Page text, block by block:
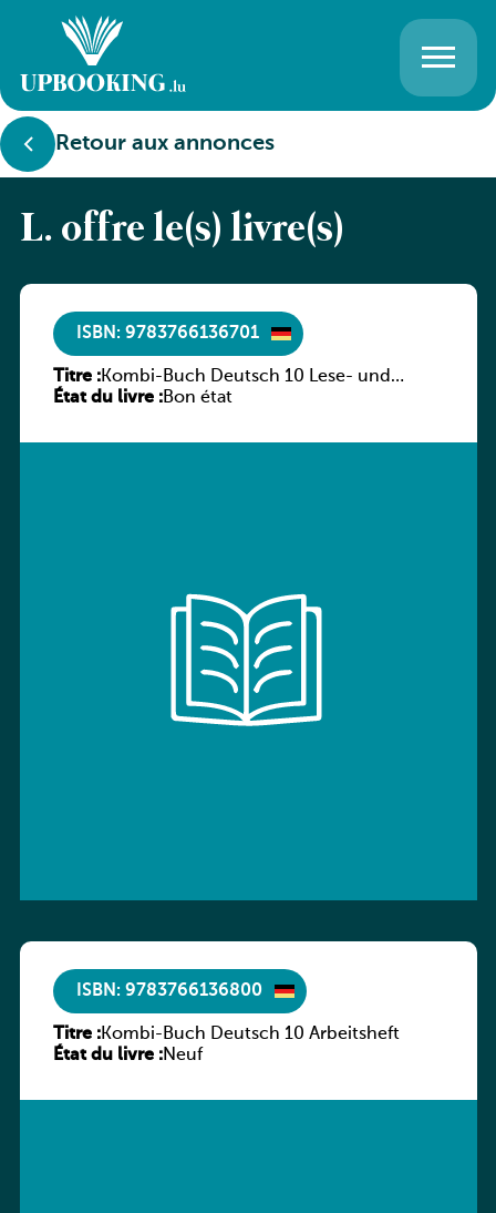
Retour aux annonces
L. offre le(s) livre(s)
ISBN: 9783766136701
Titre :Kombi-Buch Deutsch 10 Lese- und
Sprachbuch
État du livre :Bon état
ISBN: 9783766136800
Titre :Kombi-Buch Deutsch 10 Arbeitsheft
État du livre :Neuf